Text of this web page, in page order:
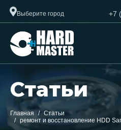
Выберите город +7
Статьи
Главная
Статьи
ремонт и восстановление HDD